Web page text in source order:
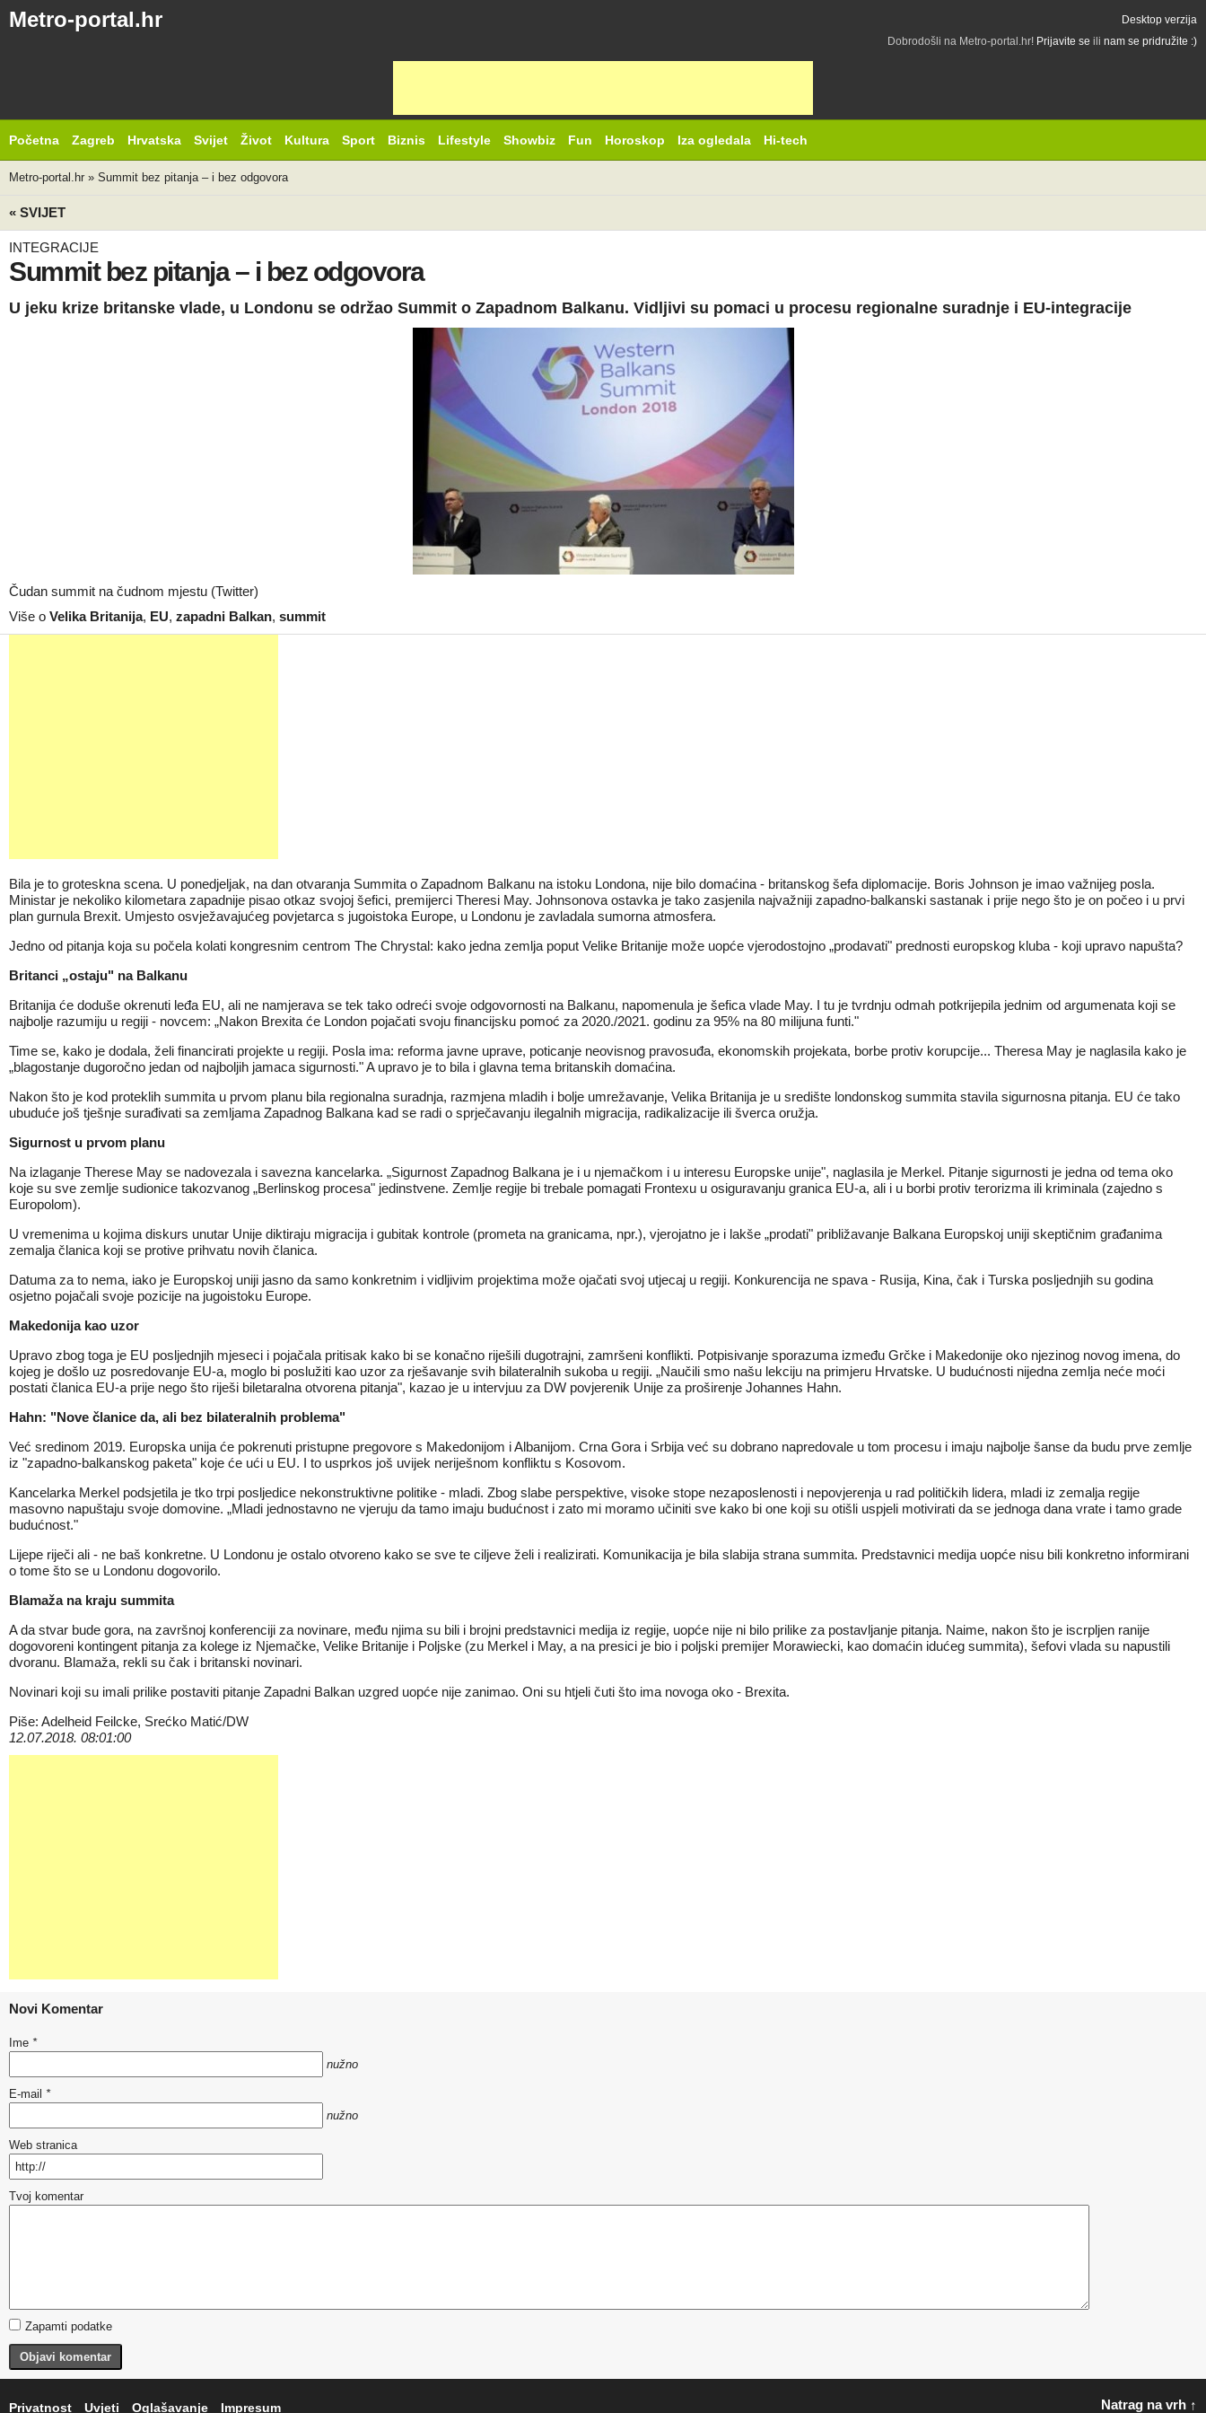
Metro-portal.hr
Desktop verzija
Dobrodošli na Metro-portal.hr! Prijavite se ili nam se pridružite :)
Početna Zagreb Hrvatska Svijet Život Kultura Sport Biznis Lifestyle Showbiz Fun Horoskop Iza ogledala Hi-tech
Metro-portal.hr » Summit bez pitanja – i bez odgovora
« SVIJET
INTEGRACIJE
Summit bez pitanja – i bez odgovora
U jeku krize britanske vlade, u Londonu se održao Summit o Zapadnom Balkanu. Vidljivi su pomaci u procesu regionalne suradnje i EU-integracije
Čudan summit na čudnom mjestu (Twitter)
Više o Velika Britanija, EU, zapadni Balkan, summit
Bila je to groteskna scena. U ponedjeljak, na dan otvaranja Summita o Zapadnom Balkanu na istoku Londona, nije bilo domaćina - britanskog šefa diplomacije. Boris Johnson je imao važnijeg posla.
Ministar je nekoliko kilometara zapadnije pisao otkaz svojoj šefici, premijerci Theresi May. Johnsonova ostavka je tako zasjenila najvažniji zapadno-balkanski sastanak i prije nego što je on počeo i u prvi
plan gurnula Brexit. Umjesto osvježavajućeg povjetarca s jugoistoka Europe, u Londonu je zavladala sumorna atmosfera.
Jedno od pitanja koja su počela kolati kongresnim centrom The Chrystal: kako jedna zemlja poput Velike Britanije može uopće vjerodostojno „prodavati" prednosti europskog kluba - koji upravo napušta?
Britanci „ostaju" na Balkanu
Britanija će doduše okrenuti leđa EU, ali ne namjerava se tek tako odreći svoje odgovornosti na Balkanu, napomenula je šefica vlade May. I tu je tvrdnju odmah potkrijepila jednim od argumenata koji se
najbolje razumiju u regiji - novcem: „Nakon Brexita će London pojačati svoju financijsku pomoć za 2020./2021. godinu za 95% na 80 milijuna funti."
Time se, kako je dodala, želi financirati projekte u regiji. Posla ima: reforma javne uprave, poticanje neovisnog pravosuđa, ekonomskih projekata, borbe protiv korupcije... Theresa May je naglasila kako je
„blagostanje dugoročno jedan od najboljih jamaca sigurnosti." A upravo je to bila i glavna tema britanskih domaćina.
Nakon što je kod proteklih summita u prvom planu bila regionalna suradnja, razmjena mladih i bolje umrežavanje, Velika Britanija je u središte londonskog summita stavila sigurnosna pitanja. EU će tako
ubuduće još tješnje surađivati sa zemljama Zapadnog Balkana kad se radi o sprječavanju ilegalnih migracija, radikalizacije ili šverca oružja.
Sigurnost u prvom planu
Na izlaganje Therese May se nadovezala i savezna kancelarka. „Sigurnost Zapadnog Balkana je i u njemačkom i u interesu Europske unije", naglasila je Merkel. Pitanje sigurnosti je jedna od tema oko
koje su sve zemlje sudionice takozvanog „Berlinskog procesa" jedinstvene. Zemlje regije bi trebale pomagati Frontexu u osiguravanju granica EU-a, ali i u borbi protiv terorizma ili kriminala (zajedno s
Europolom).
U vremenima u kojima diskurs unutar Unije diktiraju migracija i gubitak kontrole (prometa na granicama, npr.), vjerojatno je i lakše „prodati" približavanje Balkana Europskoj uniji skeptičnim građanima
zemalja članica koji se protive prihvatu novih članica.
Datuma za to nema, iako je Europskoj uniji jasno da samo konkretnim i vidljivim projektima može ojačati svoj utjecaj u regiji. Konkurencija ne spava - Rusija, Kina, čak i Turska posljednjih su godina
osjetno pojačali svoje pozicije na jugoistoku Europe.
Makedonija kao uzor
Upravo zbog toga je EU posljednjih mjeseci i pojačala pritisak kako bi se konačno riješili dugotrajni, zamršeni konflikti. Potpisivanje sporazuma između Grčke i Makedonije oko njezinog novog imena, do
kojeg je došlo uz posredovanje EU-a, moglo bi poslužiti kao uzor za rješavanje svih bilateralnih sukoba u regiji. „Naučili smo našu lekciju na primjeru Hrvatske. U budućnosti nijedna zemlja neće moći
postati članica EU-a prije nego što riješi biletaralna otvorena pitanja", kazao je u intervjuu za DW povjerenik Unije za proširenje Johannes Hahn.
Hahn: "Nove članice da, ali bez bilateralnih problema"
Već sredinom 2019. Europska unija će pokrenuti pristupne pregovore s Makedonijom i Albanijom. Crna Gora i Srbija već su dobrano napredovale u tom procesu i imaju najbolje šanse da budu prve zemlje
iz "zapadno-balkanskog paketa" koje će ući u EU. I to usprkos još uvijek neriješnom konfliktu s Kosovom.
Kancelarka Merkel podsjetila je tko trpi posljedice nekonstruktivne politike - mladi. Zbog slabe perspektive, visoke stope nezaposlenosti i nepovjerenja u rad političkih lidera, mladi iz zemalja regije
masovno napuštaju svoje domovine. „Mladi jednostavno ne vjeruju da tamo imaju budućnost i zato mi moramo učiniti sve kako bi one koji su otišli uspjeli motivirati da se jednoga dana vrate i tamo grade
budućnost."
Lijepe riječi ali - ne baš konkretne. U Londonu je ostalo otvoreno kako se sve te ciljeve želi i realizirati. Komunikacija je bila slabija strana summita. Predstavnici medija uopće nisu bili konkretno informirani
o tome što se u Londonu dogovorilo.
Blamaža na kraju summita
A da stvar bude gora, na završnoj konferenciji za novinare, među njima su bili i brojni predstavnici medija iz regije, uopće nije ni bilo prilike za postavljanje pitanja. Naime, nakon što je iscrpljen ranije
dogovoreni kontingent pitanja za kolege iz Njemačke, Velike Britanije i Poljske (zu Merkel i May, a na presici je bio i poljski premijer Morawiecki, kao domaćin idućeg summita), šefovi vlada su napustili
dvoranu. Blamaža, rekli su čak i britanski novinari.
Novinari koji su imali prilike postaviti pitanje Zapadni Balkan uzgred uopće nije zanimao. Oni su htjeli čuti što ima novoga oko - Brexita.
Piše: Adelheid Feilcke, Srećko Matić/DW
12.07.2018. 08:01:00
Novi Komentar
Ime *
nužno
E-mail *
nužno
Web stranica
Tvoj komentar
Zapamti podatke
Objavi komentar
Natrag na vrh ↑
Privatnost Uvjeti Oglašavanje Impresum